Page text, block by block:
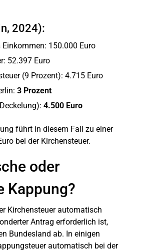
2024):
Einkommen: 150.000 Euro
52.397 Euro
(9 Prozent): 4.715 Euro
3 Prozent
4.500 Euro
führt in diesem Fall zu einer
bei der Kirchensteuer.
oder
Kappung?
Kirchensteuer automatisch
Antrag erforderlich ist,
Bundesland ab. In einigen
automatisch bei der